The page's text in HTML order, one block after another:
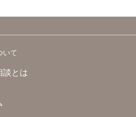
いて
談とは